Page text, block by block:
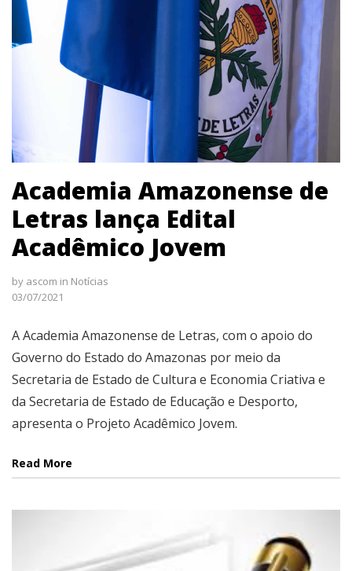
Academia Amazonense de
Letras lança Edital
Acadêmico Jovem
by ascom in Notícias
03/07/2021
A Academia Amazonense de Letras, com o apoio do
Governo do Estado do Amazonas por meio da
Secretaria de Estado de Cultura e Economia Criativa e
da Secretaria de Estado de Educação e Desporto,
apresenta o Projeto Acadêmico Jovem.
Read More